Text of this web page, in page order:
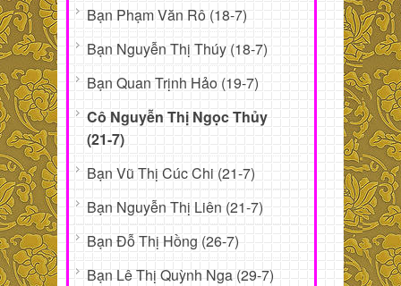
Bạn Phạm Văn Rô (18-7)
Bạn Nguyễn Thị Thúy (18-7)
Bạn Quan Trịnh Hảo (19-7)
Cô Nguyễn Thị Ngọc Thủy
(21-7)
Bạn Vũ Thị Cúc Chi (21-7)
Bạn Nguyễn Thị Liên (21-7)
Bạn Đỗ Thị Hồng (26-7)
Bạn Lê Thị Quỳnh Nga (29-7)